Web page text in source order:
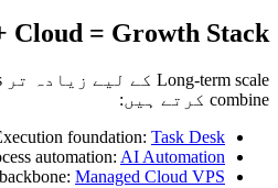
Cloud = Growth Stack
combine کرتے ہیں:
foundation: Task Desk
automation: AI Automation
Managed Cloud VPS